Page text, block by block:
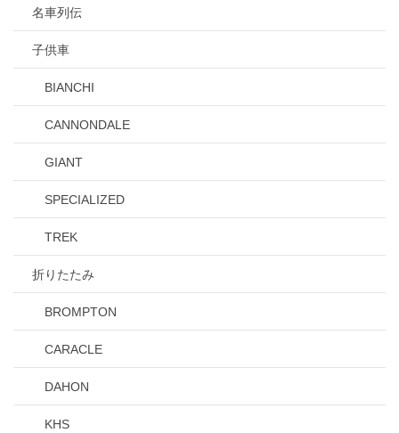
名車列伝
子供車
BIANCHI
CANNONDALE
GIANT
SPECIALIZED
TREK
折りたたみ
BROMPTON
CARACLE
DAHON
KHS